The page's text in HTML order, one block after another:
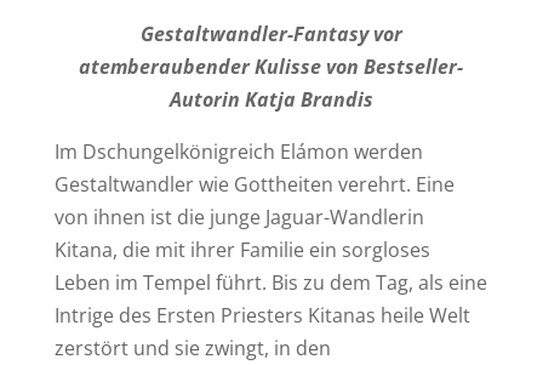
Gestaltwandler-Fantasy vor
atemberaubender Kulisse von Bestseller-
Autorin Katja Brandis
Im Dschungelkönigreich Elámon werden
Gestaltwandler wie Gottheiten verehrt. Eine
von ihnen ist die junge Jaguar-Wandlerin
Kitana, die mit ihrer Familie ein sorgloses
Leben im Tempel führt. Bis zu dem Tag, als eine
Intrige des Ersten Priesters Kitanas heile Welt
zerstört und sie zwingt, in den